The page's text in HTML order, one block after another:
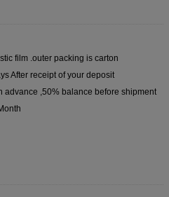
film .outer packing is carton
After receipt of your deposit
advance ,50% balance before shipment